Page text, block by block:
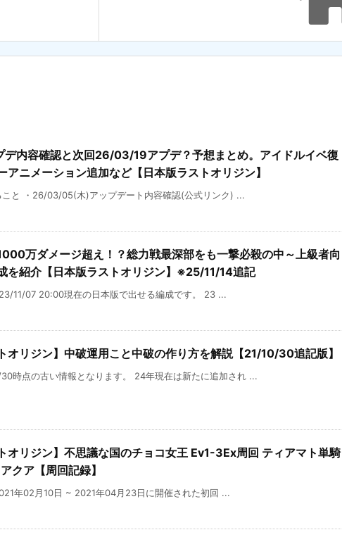
内容確認と次回26/03/19アプデ？予想まとめ。アイドルイベ復
アニメーション追加など【日本版ラストオリジン】
こと ・26/03/05(木)アップデート内容確認(公式リンク) ...
万ダメージ超え！？総力戦最深部をも一撃必殺の中～上級者向
を紹介【日本版ラストオリジン】※25/11/14追記
11/07 20:00現在の日本版で出せる編成です。 23 ...
オリジン】中破運用こと中破の作り方を解説【21/10/30追記版】
時点の古い情報となります。 24年現在は新たに追加され ...
オリジン】不思議な国のチョコ女王 Ev1-3Ex周回 ティアマト単騎
クア【周回記録】
年02月10日 ~ 2021年04月23日に開催された初回 ...